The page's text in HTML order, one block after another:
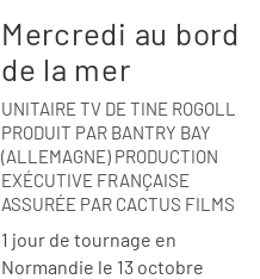
Mercredi au bord
de la mer
UNITAIRE TV DE TINE ROGOLL
PRODUIT PAR BANTRY BAY
(ALLEMAGNE) PRODUCTION
EXÉCUTIVE FRANÇAISE
ASSURÉE PAR CACTUS FILMS
1 jour de tournage en
Normandie le 13 octobre